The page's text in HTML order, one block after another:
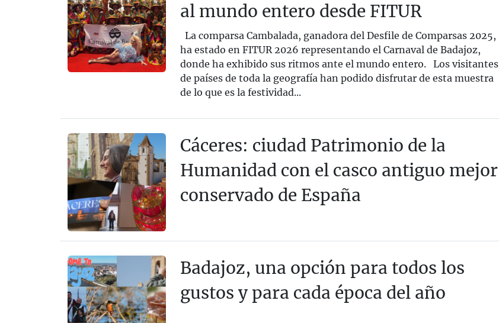
al mundo entero desde FITUR
La comparsa Cambalada, ganadora del Desfile de Comparsas 2025,
ha estado en FITUR 2026 representando el Carnaval de Badajoz,
donde ha exhibido sus ritmos ante el mundo entero. Los visitantes
de países de toda la geografía han podido disfrutar de esta muestra
de lo que es la festividad...
Cáceres: ciudad Patrimonio de la
Humanidad con el casco antiguo mejor
conservado de España
Badajoz, una opción para todos los
gustos y para cada época del año